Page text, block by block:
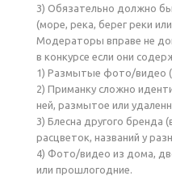
3) Обязательно должно
(море, река, берег реки
Модераторы вправе не
в конкурсе если они
1) Размытые фото/видео
2) Приманку сложно
ней, размытое или
3) Блесна другого бренда
расцветок, названий у
4) Фото/видео из дома,
или прошлогодние.